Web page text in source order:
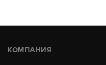
КОМПАНИЯ